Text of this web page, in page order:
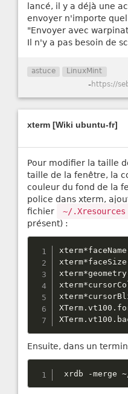
lancé, il y a déjà une
envoyer n'importe
"Envoyer avec
Il n'y a pas besoin de
astuce LinuxMint
-https://
xterm [Wiki ubuntu-fr]
Pour modifier la taille
taille de la fenêtre, la
couleur du fond de la
police dans xterm,
fichier
~/.Xresources
présent) :
xterm*faceName
xterm*faceSize
xterm*geometry
xterm*
xterm*
XTerm .vt100 .
XTerm .vt100 .
Ensuite, dans un
xrdb -merge ~